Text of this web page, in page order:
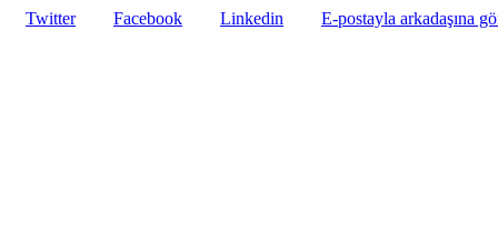
Twitter Facebook Linkedin E-postayla arkadaşına